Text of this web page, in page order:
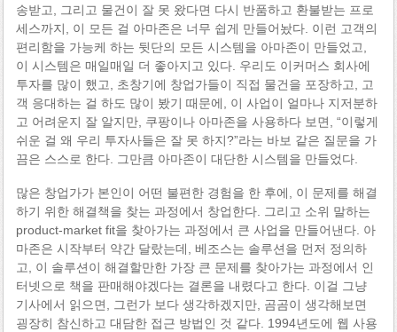
송받고, 그리고 물건이 잘 못 왔다면 다시 반품하고 환불받는 프로
세스까지, 이 모든 걸 아마존은 너무 쉽게 만들어놨다. 이런 고객의
편리함을 가능케 하는 뒷단의 모든 시스템을 아마존이 만들었고,
이 시스템은 매일매일 더 좋아지고 있다. 우리도 이커머스 회사에
투자를 많이 했고, 초창기에 창업가들이 직접 물건을 포장하고, 고
객 응대하는 걸 하도 많이 봤기 때문에, 이 사업이 얼마나 지저분하
고 어려운지 잘 알지만, 쿠팡이나 아마존을 사용하다 보면, “이렇게
쉬운 걸 왜 우리 투자사들은 잘 못 하지?”라는 바보 같은 질문을 가
끔은 스스로 한다. 그만큼 아마존이 대단한 시스템을 만들었다.
많은 창업가가 본인이 어떤 불편한 경험을 한 후에, 이 문제를 해결
하기 위한 해결책을 찾는 과정에서 창업한다. 그리고 소위 말하는
product-market fit을 찾아가는 과정에서 큰 사업을 만들어낸다. 아
마존은 시작부터 약간 달랐는데, 베조스는 솔루션을 먼저 정의하
고, 이 솔루션이 해결할만한 가장 큰 문제를 찾아가는 과정에서 인
터넷으로 책을 판매해야겠다는 결론을 내렸다고 한다. 이걸 그냥
기사에서 읽으면, 그런가 보다 생각하겠지만, 곰곰이 생각해보면
굉장히 참신하고 대담한 접근 방법인 것 같다. 1994년도에 웹 사용